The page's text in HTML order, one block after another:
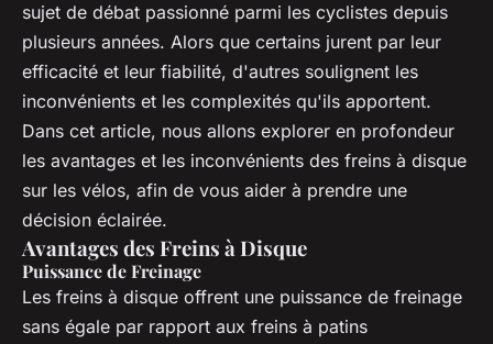
sujet de débat passionné parmi les cyclistes depuis
plusieurs années. Alors que certains jurent par leur
efficacité et leur fiabilité, d'autres soulignent les
inconvénients et les complexités qu'ils apportent.
Dans cet article, nous allons explorer en profondeur
les avantages et les inconvénients des freins à disque
sur les vélos, afin de vous aider à prendre une
décision éclairée.
Avantages des Freins à Disque
Puissance de Freinage
Les freins à disque offrent une puissance de freinage
sans égale par rapport aux freins à patins